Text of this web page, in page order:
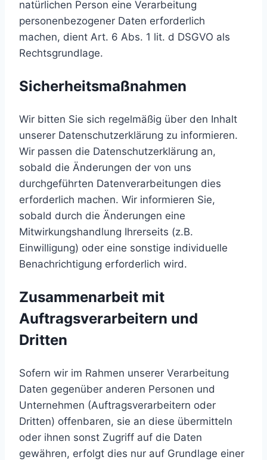
natürlichen Person eine Verarbeitung
personenbezogener Daten erforderlich
machen, dient Art. 6 Abs. 1 lit. d DSGVO als
Rechtsgrundlage.
Sicherheitsmaßnahmen
Wir bitten Sie sich regelmäßig über den Inhalt
unserer Datenschutzerklärung zu informieren.
Wir passen die Datenschutzerklärung an,
sobald die Änderungen der von uns
durchgeführten Datenverarbeitungen dies
erforderlich machen. Wir informieren Sie,
sobald durch die Änderungen eine
Mitwirkungshandlung Ihrerseits (z.B.
Einwilligung) oder eine sonstige individuelle
Benachrichtigung erforderlich wird.
Zusammenarbeit mit
Auftragsverarbeitern und
Dritten
Sofern wir im Rahmen unserer Verarbeitung
Daten gegenüber anderen Personen und
Unternehmen (Auftragsverarbeitern oder
Dritten) offenbaren, sie an diese übermitteln
oder ihnen sonst Zugriff auf die Daten
gewähren, erfolgt dies nur auf Grundlage einer